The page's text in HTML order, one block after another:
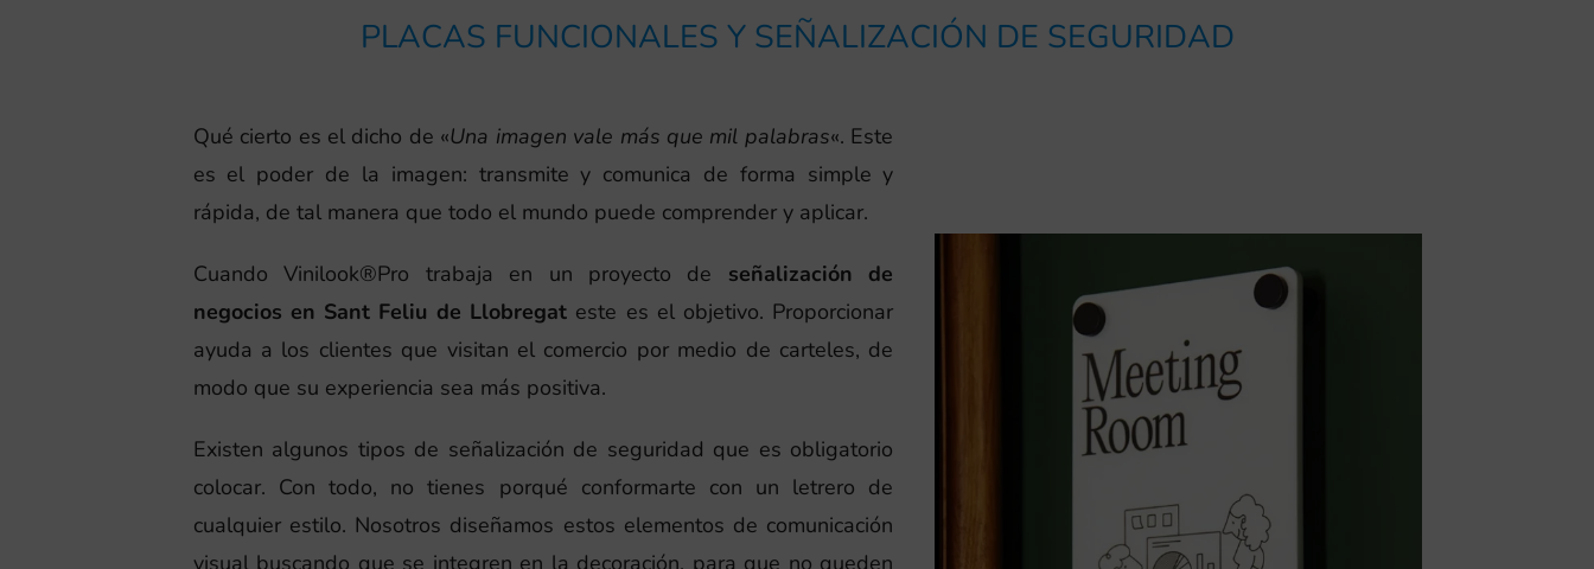
PLACAS FUNCIONALES Y SEÑALIZACIÓN DE SEGURIDAD
Qué cierto es el dicho de «Una imagen vale más que mil palabras«. Este
es el poder de la imagen: transmite y comunica de forma simple y
rápida, de tal manera que todo el mundo puede comprender y aplicar.
Cuando Vinilook®Pro trabaja en un proyecto de señalización de
negocios en Sant Feliu de Llobregat este es el objetivo. Proporcionar
ayuda a los clientes que visitan el comercio por medio de carteles, de
modo que su experiencia sea más positiva.
Existen algunos tipos de señalización de seguridad que es obligatorio
colocar. Con todo, no tienes porqué conformarte con un letrero de
cualquier estilo. Nosotros diseñamos estos elementos de comunicación